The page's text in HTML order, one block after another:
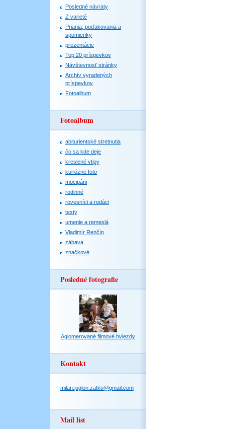
Posledné návraty
Z varieté
Priania, poďakovania a
spomienky
prezentácie
Top 20 príspevkov
Návštevnosť stránky
Archív vyradených
príspevkov
Fotoalbum
Fotoalbum
abiturientské stretnutia
čo sa kde deje
kreslené vtipy
kuriózne foto
mocipáni
rodinné
rovesníci a rodáci
texty
umenie a remeslá
Vladimír Renčín
zábava
značkové
Posledné fotografie
Aglomerované filmové hviezdy
Kontakt
milan.juglon.zatko@gmail.com
Mail list